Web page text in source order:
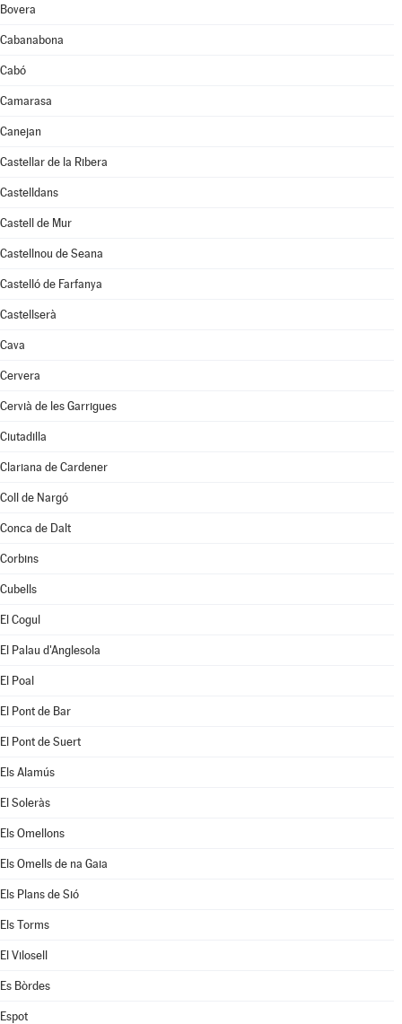
Bovera
Cabanabona
Cabó
Camarasa
Canejan
Castellar de la Ribera
Castelldans
Castell de Mur
Castellnou de Seana
Castelló de Farfanya
Castellserà
Cava
Cervera
Cervià de les Garrigues
Ciutadilla
Clariana de Cardener
Coll de Nargó
Conca de Dalt
Corbins
Cubells
El Cogul
El Palau d'Anglesola
El Poal
El Pont de Bar
El Pont de Suert
Els Alamús
El Soleràs
Els Omellons
Els Omells de na Gaia
Els Plans de Sió
Els Torms
El Vilosell
Es Bòrdes
Espot